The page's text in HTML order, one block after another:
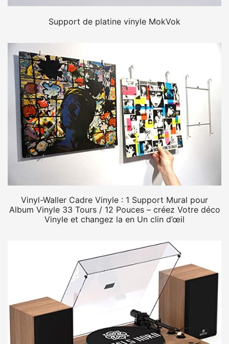
Support de platine vinyle MokVok
Vinyl-Waller Cadre Vinyle : 1 Support Mural pour
Album Vinyle 33 Tours / 12 Pouces – créez Votre déco
Vinyle et changez la en Un clin d’œil